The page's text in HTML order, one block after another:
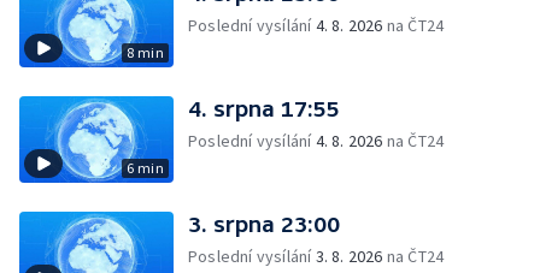
8 min
Poslední vysílání4. 8. 2026 na ČT24
6 min
4. srpna 17:55
Poslední vysílání4. 8. 2026 na ČT24
3. srpna 23:00
Poslední vysílání3. 8. 2026 na ČT24